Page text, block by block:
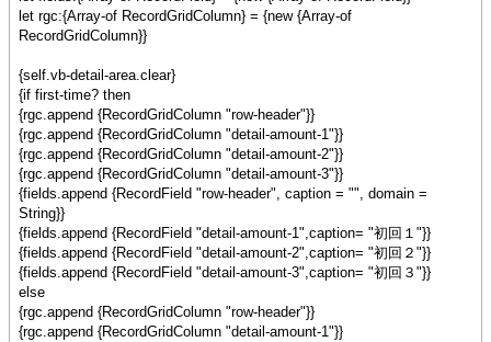
let rgc:{Array-of RecordGridColumn} = {new {Array-of
RecordGridColumn}}
{self.vb-detail-area.clear}
{if first-time? then
{rgc.append {RecordGridColumn "row-header"}}
{rgc.append {RecordGridColumn "detail-amount-1"}}
{rgc.append {RecordGridColumn "detail-amount-2"}}
{rgc.append {RecordGridColumn "detail-amount-3"}}
{fields.append {RecordField "row-header", caption = "", domain =
String}}
{fields.append {RecordField "detail-amount-1",caption= "初回１"}}
{fields.append {RecordField "detail-amount-2",caption= "初回２"}}
{fields.append {RecordField "detail-amount-3",caption= "初回３"}}
else
{rgc.append {RecordGridColumn "row-header"}}
{rgc.append {RecordGridColumn "detail-amount-1"}}